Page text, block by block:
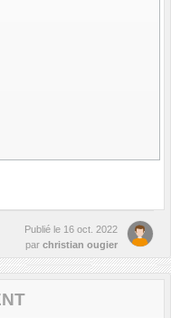
Publié le 16 oct. 2022
par christian ougier